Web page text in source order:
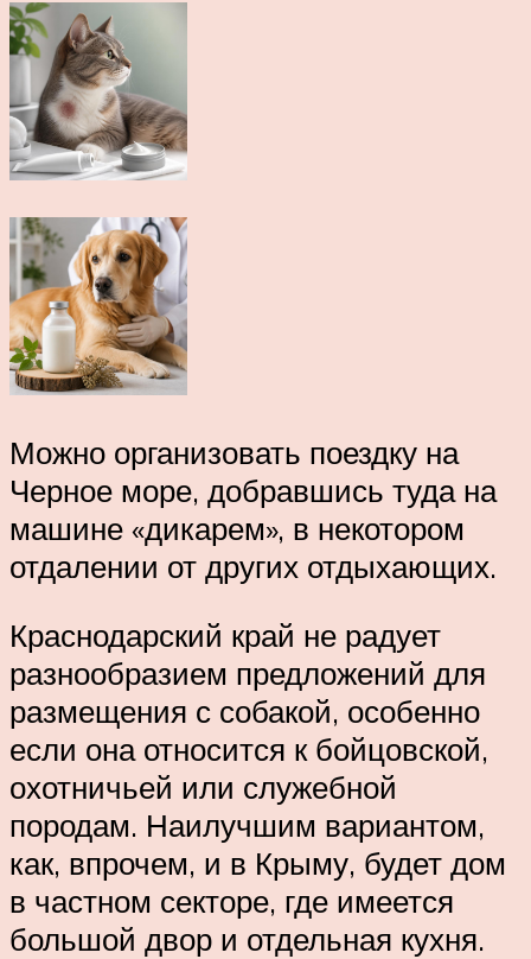
Можно организовать поездку на
Черное море, добравшись туда на
машине «дикарем», в некотором
отдалении от других отдыхающих.
Краснодарский край не радует
разнообразием предложений для
размещения с собакой, особенно
если она относится к бойцовской,
охотничьей или служебной
породам. Наилучшим вариантом,
как, впрочем, и в Крыму, будет дом
в частном секторе, где имеется
большой двор и отдельная кухня.